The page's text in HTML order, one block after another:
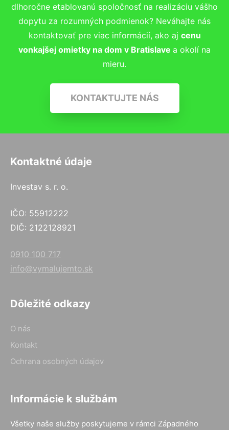
dlhoročne etablovanú spoločnosť na realizáciu vášho
dopytu za rozumných podmienok? Neváhajte nás
kontaktovať pre viac informácií, ako aj cenu
vonkajšej omietky na dom v Bratislave a okolí na
mieru.
KONTAKTUJTE NÁS
Kontaktné údaje
Investav s. r. o.
IČO: 55912222
DIČ: 2122128921
0910 100 717
info@vymalujemto.sk
Dôležité odkazy
O nás
Kontakt
Ochrana osobných údajov
Informácie k službám
Všetky naše služby poskytujeme v rámci Západného